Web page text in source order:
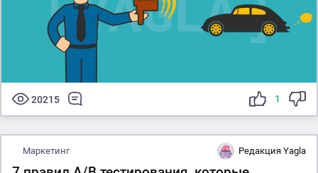
20215 1
Маркетинг Редакция Yagla